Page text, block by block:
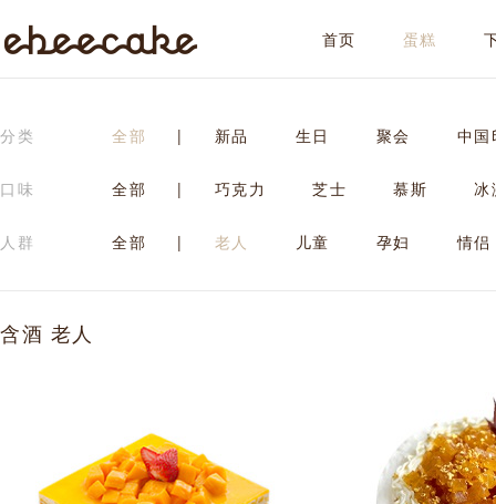
首页 蛋糕
分类 全部 | 新品 生日 聚会 中国
口味 全部 | 巧克力 芝士 慕斯 冰
人群 全部 | 老人 儿童 孕妇 情侣
含酒 老人